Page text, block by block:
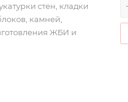
стен, кладки
камней,
ЖБИ и